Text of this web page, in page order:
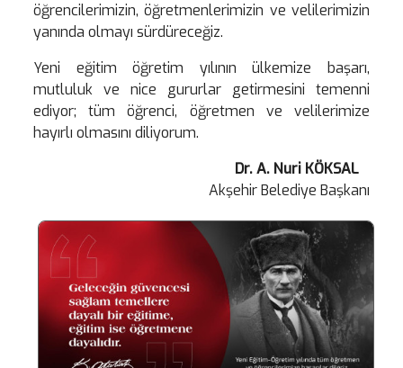
öğrencilerimizin, öğretmenlerimizin ve velilerimizin
yanında olmayı sürdüreceğiz.
Yeni eğitim öğretim yılının ülkemize başarı,
mutluluk ve nice gururlar getirmesini temenni
ediyor; tüm öğrenci, öğretmen ve velilerimize
hayırlı olmasını diliyorum.
Dr. A. Nuri KÖKSAL
Akşehir Belediye Başkanı